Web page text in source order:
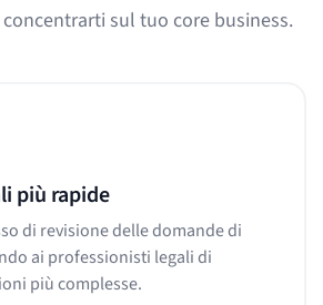
sul tuo core business.
più rapide
di revisione delle domande di
ai professionisti legali di
più complesse.